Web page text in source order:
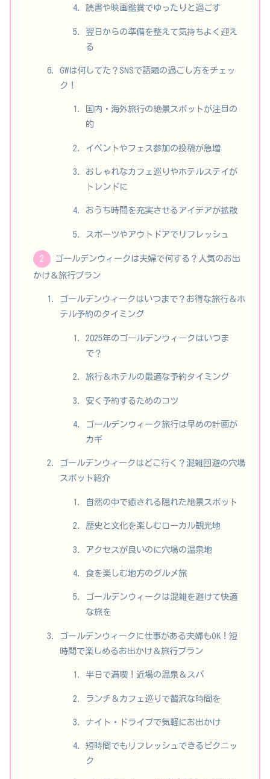
読書や映画鑑賞でゆったりと過ごす
翌日からの準備を整えて気持ちよく迎え
る
GWは何してた？SNSで話題の過ごし方をチェッ
ク！
国内・海外旅行の絶景スポットが注目の
的
イベントやフェス参加の投稿が急増
おしゃれなカフェ巡りやホテルステイが
トレンドに
おうち時間を充実させるアイデアが拡散
スポーツやアウトドアでリフレッシュ
ゴールデンウィークは夫婦で何する？人気のお出
かけ＆旅行プラン
ゴールデンウィークはいつまで？お得な旅行＆ホ
テル予約のタイミング
2025年のゴールデンウィークはいつま
で？
旅行＆ホテルの最適な予約タイミング
安く予約するためのコツ
ゴールデンウィーク旅行は早めの計画が
カギ
ゴールデンウィークはどこ行く？混雑回避の穴場
スポット紹介
自然の中で癒される隠れた絶景スポット
歴史と文化を楽しむローカル観光地
アクセスが良いのに穴場の温泉地
食を楽しむ地方のグルメ旅
ゴールデンウィークは混雑を避けて快適
な旅を
ゴールデンウィークに仕事がある夫婦もOK！短
時間で楽しめるお出かけ＆旅行プラン
半日で満喫！近場の温泉＆スパ
ランチ＆カフェ巡りで贅沢な時間を
ナイト・ドライブで気軽にお出かけ
短時間でもリフレッシュできるピクニッ
ク